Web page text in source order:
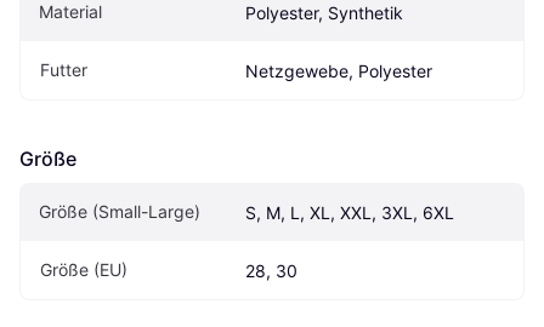
Material Polyester, Synthetik
Futter Netzgewebe, Polyester
Größe
Größe (Small-Large) S, M, L, XL, XXL, 3XL, 6XL
Größe (EU) 28, 30